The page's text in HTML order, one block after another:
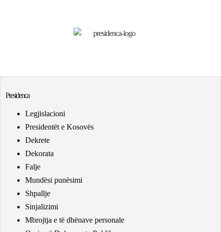
Presidenca
Legjislacioni
Presidentët e Kosovës
Dekrete
Dekorata
Falje
Mundësi punësimi
Shpallje
Sinjalizimi
Mbrojtja e të dhënave personale